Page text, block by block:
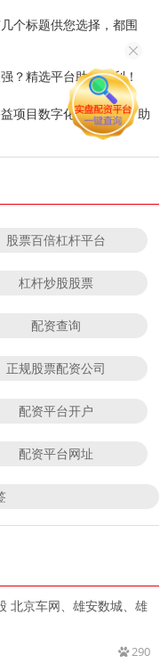
个标题供您选择，都围
？精选平台助您盈利！
项目数字化解决方案，助
股票百倍杠杆平台
杠杆炒股股票
配资查询
正规股票配资公司
配资平台开户
配资平台网址
北京车网、雄安数城、雄
290